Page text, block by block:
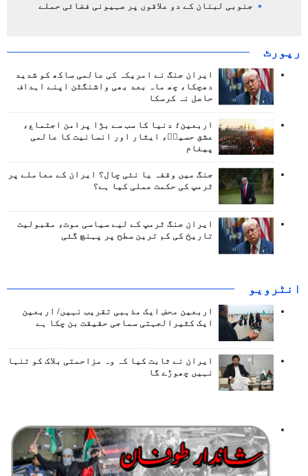
جنوبی لبنان کے دو علاقوں پر صہیونی فضائی حملے
رپورٹ
ایران جنگ نے امریکہ کی عالمی ساکھ کو شدید
دھچکا، چھ ماہ بعد بھی واشنگٹن اپنے اہداف
حاصل نہ کرسکا
اربعین؛ دنیا کا سب سے بڑا پرامن اجتماع،
عشق حسینؑ، ایثار اور انسانیت کا عالمی
پیغام
جنگ میں وقفہ یا نئی چال؟ ایران کے معاملے پر
ٹرمپ کی حکمت عملی کیا ہے؟
ایران جنگ ٹرمپ کے لیے سیاسی موت، مقبولیت
تاریخ کی کم ترین سطح پر پہنچ گئی
انٹرويو
اربعین محض ایک مذہبی تقریب نہیں/ اربعین
ایک کثیرالجہتی سماجی حقیقت بن چکا ہے
ایران نے ثابت کیا کہ وہ مزاحمتی بلاک کو تنہا
نہیں چھوڑے گا